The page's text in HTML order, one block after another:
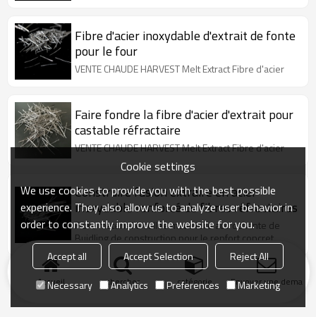
Fibre d'acier inoxydable d'extrait de fonte
pour le four
VENTE CHAUDE HARVEST Melt Extract Fibre d'acier
Faire fondre la fibre d'acier d'extrait pour
castable réfractaire
VENTE CHAUDE HARVEST Melt Extract Fibre d'acier
Construire fusion extraire en acier
inoxydable renforcé de fibres réfractaires
Fibre matérielle collée matérielle accrochante de
Buidling de construction pour le renfort concret
Accueil chercher catégorie Envoyer une
Cookie settings
We use cookies to provide you with the best possible
experience. They also allow us to analyze user behavior in
order to constantly improve the website for you.
Accept all Accept Selection
Reject All
Necessary
Analytics Preferences Marketing